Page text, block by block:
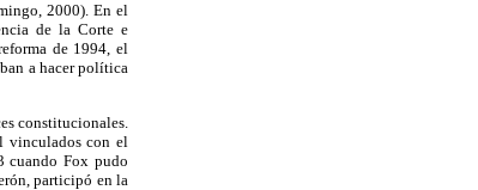
2000). En el
de la Corte e
de 1994, el
a hacer política
constitucionales.
vinculados con el
cuando Fox pudo
participó en la